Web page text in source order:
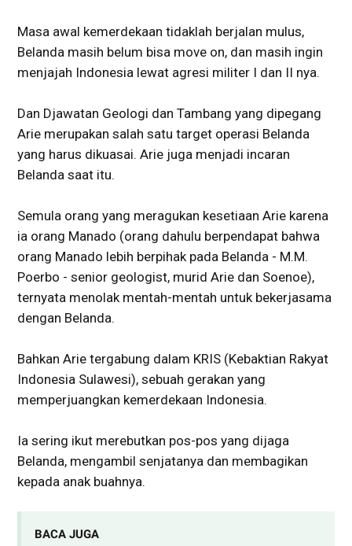
Masa awal kemerdekaan tidaklah berjalan mulus,
Belanda masih belum bisa move on, dan masih ingin
menjajah Indonesia lewat agresi militer I dan II nya.
Dan Djawatan Geologi dan Tambang yang dipegang
Arie merupakan salah satu target operasi Belanda
yang harus dikuasai. Arie juga menjadi incaran
Belanda saat itu.
Semula orang yang meragukan kesetiaan Arie karena
ia orang Manado (orang dahulu berpendapat bahwa
orang Manado lebih berpihak pada Belanda - M.M.
Poerbo - senior geologist, murid Arie dan Soenoe),
ternyata menolak mentah-mentah untuk bekerjasama
dengan Belanda.
Bahkan Arie tergabung dalam KRIS (Kebaktian Rakyat
Indonesia Sulawesi), sebuah gerakan yang
memperjuangkan kemerdekaan Indonesia.
Ia sering ikut merebutkan pos-pos yang dijaga
Belanda, mengambil senjatanya dan membagikan
kepada anak buahnya.
BACA JUGA